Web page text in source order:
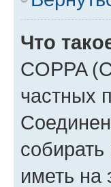
Что
COPPA
частных
иметь на